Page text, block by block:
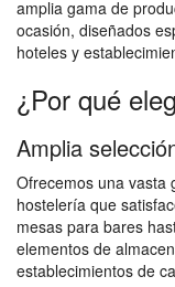
amplia gama de
ocasión, diseñados
hoteles y
¿Por qué
Amplia
Ofrecemos una vasta
hostelería que
mesas para bares
elementos de
establecimientos de